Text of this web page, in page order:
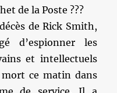
de la Poste ???
de Rick Smith,
d’espionner les
et intellectuels
ce matin dans